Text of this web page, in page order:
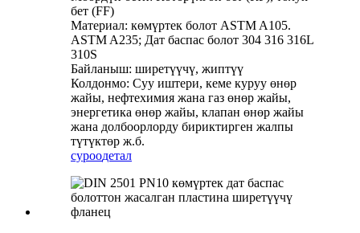
бет (FF)
Материал: көмүртек болот ASTM A105.
ASTM A235; Дат баспас болот 304 316 316L
310S
Байланыш: ширетүүчү, жиптүү
Колдонмо: Суу иштери, кеме куруу өнөр
жайы, нефтехимия жана газ өнөр жайы,
энергетика өнөр жайы, клапан өнөр жайы
жана долбоорлорду бириктирген жалпы
түтүктөр ж.б.
суроодетал